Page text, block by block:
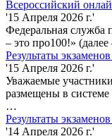
Всероссийский
'15 Апреля 2026 г.'
Федеральная служба
– это про100!»
Результаты
'15 Апреля 2026 г.'
Уважаемые
размещены в
…
Результаты
'14 Апреля 2026 г.'